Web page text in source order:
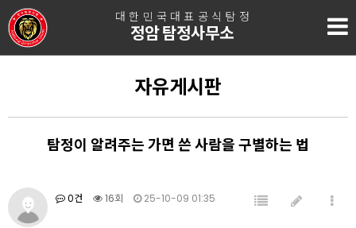
대한민국대표공식탐정
정암 탐정사무소
자유게시판
탐정이 알려주는 가면 쓴 사람을 구별하는 법
0건 16회 25-10-09 01:35